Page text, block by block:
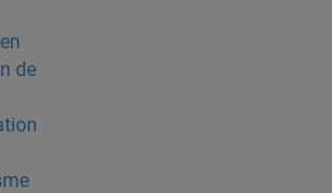
de